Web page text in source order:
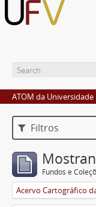
ATOM da Universidade
Filtros
Fundos e